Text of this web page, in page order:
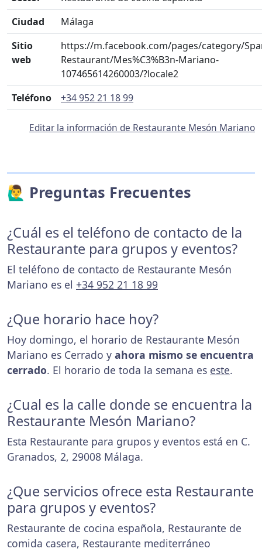
Ciudad
Málaga
Sitio
web
https://m.facebook.com/pages/category/
Restaurant/Mes%C3%B3n-Mariano-
107465614260003/?locale2
Teléfono
+34 952 21 18 99
Editar la información de Restaurante Mesón Mariano
🙋‍♂️ Preguntas Frecuentes
¿Cuál es el teléfono de contacto de la
Restaurante para grupos y eventos?
El teléfono de contacto de Restaurante Mesón
Mariano es el +34 952 21 18 99
¿Que horario hace hoy?
Hoy domingo, el horario de Restaurante Mesón
Mariano es Cerrado y ahora mismo se encuentra
cerrado. El horario de toda la semana es este.
¿Cual es la calle donde se encuentra la
Restaurante Mesón Mariano?
Esta Restaurante para grupos y eventos está en C.
Granados, 2, 29008 Málaga.
¿Que servicios ofrece esta Restaurante
para grupos y eventos?
Restaurante de cocina española, Restaurante de
comida casera, Restaurante mediterráneo